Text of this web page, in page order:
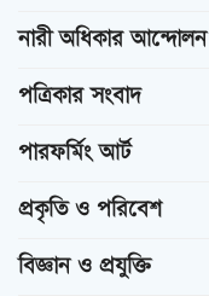
নারী অধিকার আন্দোলন
পত্রিকার সংবাদ
পারফর্মিং আর্ট
প্রকৃতি ও পরিবেশ
বিজ্ঞান ও প্রযুক্তি